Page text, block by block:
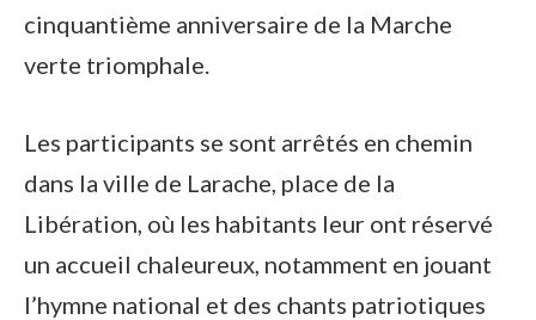
cinquantième anniversaire de la Marche
verte triomphale.
Les participants se sont arrêtés en chemin
dans la ville de Larache, place de la
Libération, où les habitants leur ont réservé
un accueil chaleureux, notamment en jouant
l’hymne national et des chants patriotiques